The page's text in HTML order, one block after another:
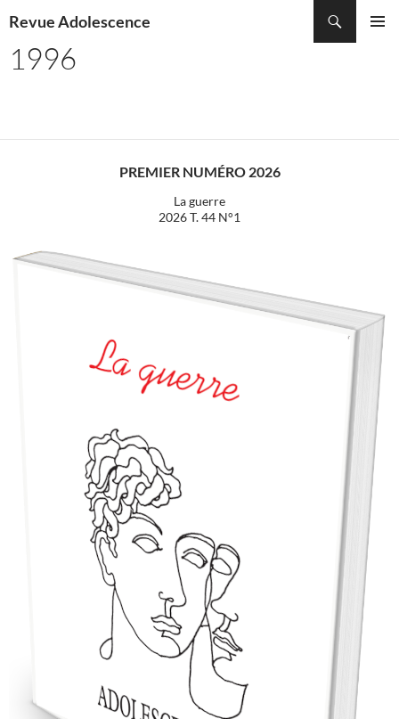
Revue Adolescence
AU
CONTENU
1996
PREMIER NUMÉRO 2026
La guerre
2026 T. 44 N°1